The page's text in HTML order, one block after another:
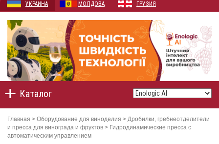
УКРАИНА МОЛДОВА ГРУЗИЯ
Каталог
Главная > Оборудование для виноделия > Дробилки, гребнеотделители
и пресса для винограда и фруктов > Гидродинамические пресса с
автоматическим управлением